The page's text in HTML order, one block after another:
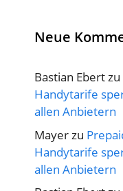
Neue
Bastian Ebertzu
Handytarife
allen Anbietern
Mayerzu
Handytarife
allen Anbietern